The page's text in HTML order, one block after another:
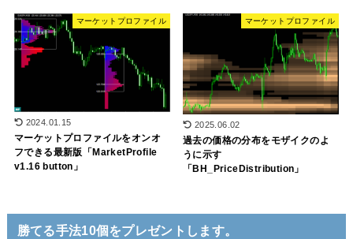
マーケットプロファイル
2024.01.15
マーケットプロファイルをオンオ
フできる最新版「MarketProfile
v1.16 button」
マーケットプロファイル
2025.06.02
過去の価格の分布をモザイクのよ
うに示す
「BH_PriceDistribution」
勝てる手法10個をプレゼントします。